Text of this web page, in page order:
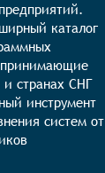
каталог
принимающие
странах СНГ
инструмент
систем от